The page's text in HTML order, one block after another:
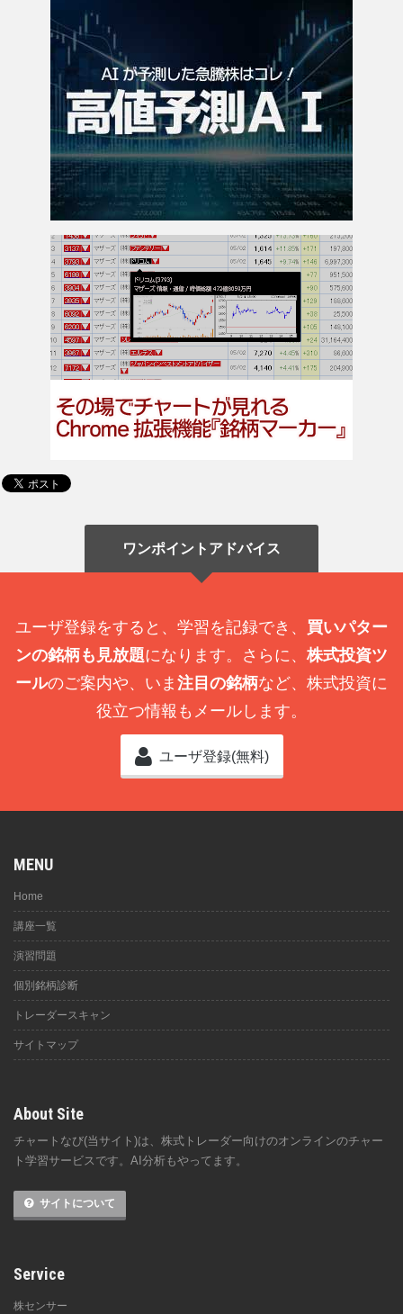
ワンポイントアドバイス
ユーザ登録をすると、学習を記録でき、 買いパター
ンの銘柄も見放題になります。さらに、 株式投資ツ
ールのご案内や、いま 注目の銘柄など、株式投資に
役立つ情報もメールします。
ユーザ登録(無料)
MENU
Home
講座一覧
演習問題
個別銘柄診断
トレーダースキャン
サイトマップ
About Site
チャートなび(当サイト)は、株式トレーダー向けのオンラインのチャー
ト学習サービスです。AI分析もやってます。
サイトについて
Service
株センサー